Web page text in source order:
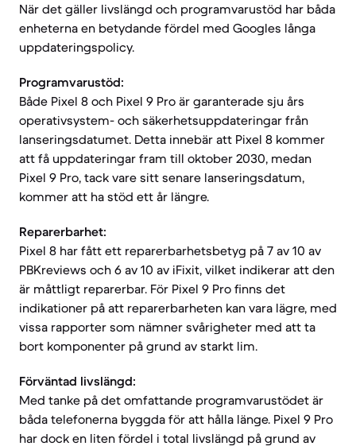
När det gäller livslängd och programvarustöd har båda
enheterna en betydande fördel med Googles långa
uppdateringspolicy.
Programvarustöd:
Både Pixel 8 och Pixel 9 Pro är garanterade sju års
operativsystem- och säkerhetsuppdateringar från
lanseringsdatumet. Detta innebär att Pixel 8 kommer
att få uppdateringar fram till oktober 2030, medan
Pixel 9 Pro, tack vare sitt senare lanseringsdatum,
kommer att ha stöd ett år längre.
Reparerbarhet:
Pixel 8 har fått ett reparerbarhetsbetyg på 7 av 10 av
PBKreviews och 6 av 10 av iFixit, vilket indikerar att den
är måttligt reparerbar. För Pixel 9 Pro finns det
indikationer på att reparerbarheten kan vara lägre, med
vissa rapporter som nämner svårigheter med att ta
bort komponenter på grund av starkt lim.
Förväntad livslängd:
Med tanke på det omfattande programvarustödet är
båda telefonerna byggda för att hålla länge. Pixel 9 Pro
har dock en liten fördel i total livslängd på grund av